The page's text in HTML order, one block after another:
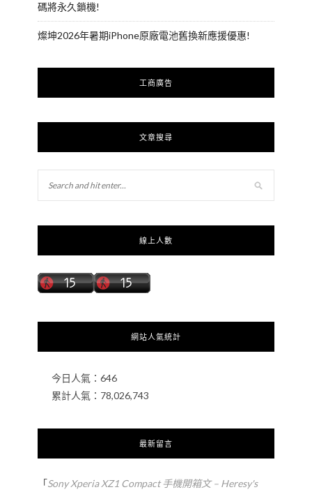
碼將永久鎖機!
燦坤2026年暑期iPhone原廠電池舊換新應援優惠!
工商廣告
文章搜尋
線上人數
網站人氣統計
今日人氣： 646
累計人氣： 78,026,743
最新留言
「Sony Xperia XZ1 Compact 手機開箱文 – Heresy's